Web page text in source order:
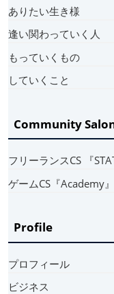
ありたい生き様
逢い関わっていく人
もっていくもの
していくこと
Community
フリーランスCS 『
ゲームCS『Academy』
Profile
プロフィール
ビジネス